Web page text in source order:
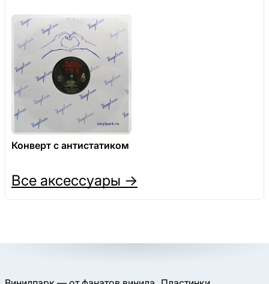
Конверт с антистатиком
Все аксессуары →